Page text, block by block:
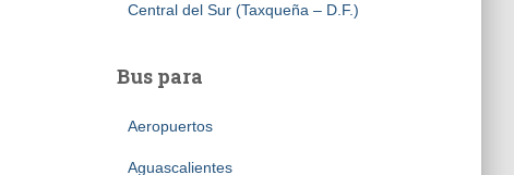
Central del Sur (Taxqueña – D.F.)
Bus para
Aeropuertos
Aguascalientes